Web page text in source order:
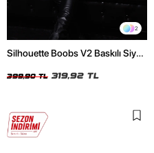
2
Silhouette Boobs V2 Baskılı Siyah
399,90 TL 319,92 TL